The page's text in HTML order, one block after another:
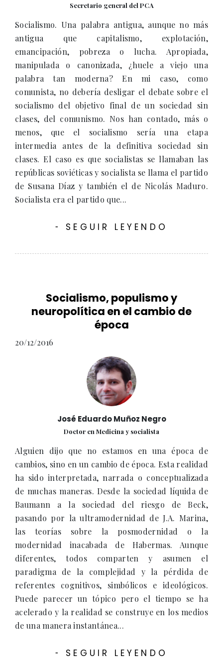
Secretario general del PCA
Socialismo. Una palabra antigua, aunque no más
antigua que capitalismo, explotación,
emancipación, pobreza o lucha. Apropiada,
manipulada o canonizada, ¿huele a viejo una
palabra tan moderna? En mi caso, como
comunista, no debería desligar el debate sobre el
socialismo del objetivo final de un sociedad sin
clases, del comunismo. Nos han contado, más o
menos, que el socialismo sería una etapa
intermedia antes de la definitiva sociedad sin
clases. El caso es que socialistas se llamaban las
repúblicas soviéticas y socialista se llama el partido
de Susana Díaz y también el de Nicolás Maduro.
Socialista era el partido que...
- SEGUIR LEYENDO
Socialismo, populismo y
neuropolítica en el cambio de
época
20/12/2016
José Eduardo Muñoz Negro
Doctor en Medicina y socialista
Alguien dijo que no estamos en una época de
cambios, sino en un cambio de época. Esta realidad
ha sido interpretada, narrada o conceptualizada
de muchas maneras. Desde la sociedad líquida de
Baumann a la sociedad del riesgo de Beck,
pasando por la ultramodernidad de J.A. Marina,
las teorías sobre la posmodernidad o la
modernidad inacabada de Habermas. Aunque
diferentes, todos comparten y asumen el
paradigma de la complejidad y la pérdida de
referentes cognitivos, simbólicos e ideológicos.
Puede parecer un tópico pero el tiempo se ha
acelerado y la realidad se construye en los medios
de una manera instantánea...
- SEGUIR LEYENDO